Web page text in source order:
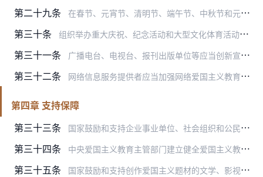
第二十九条 在春节、元宵节、清明节、端午节、中秋节和元旦、国际妇女节、国际劳动节、青年节、国际儿童节、中国农民丰收节及其他重要节日，组织开展各具特色的民俗文化活动、纪念庆祝…
第三十条 组织举办重大庆祝、纪念活动和大型文化体育活动、展览会，应当依法举行庄严、隆重的升挂国旗、奏唱国歌仪式。
第三十一条 广播电台、电视台、报刊出版单位等应当创新宣传报道方式，通过制作、播放、刊登爱国主义题材的优秀作品，开设专题专栏，加强新闻报道，发布公益广告等方式，生动讲好爱国故…
第三十二条 网络信息服务提供者应当加强网络爱国主义教育内容建设，制作、传播体现爱国主义精神的网络信息和作品，开发、运用新平台新技术新产品，生动开展网上爱国主义教育活动。
第四章 支持保障
第三十三条
国家鼓励和支持企业事业单位、社会组织和公民依法开展爱国主义教育活动。
第三十四条 中央爱国主义教育主管部门建立健全爱国主义教育基地的认定、保护、管理制度，制定爱国主义教育基地保护利用规划，加强对爱国主义教育基地保护、管理、利用的指导和监督。
第三十五条 国家鼓励和支持创作爱国主义题材的文学、影视、音乐、舞蹈、戏剧、美术、书法等文艺作品，在优秀文艺作品评选、表彰、展览、展演时突出爱国主义导向。